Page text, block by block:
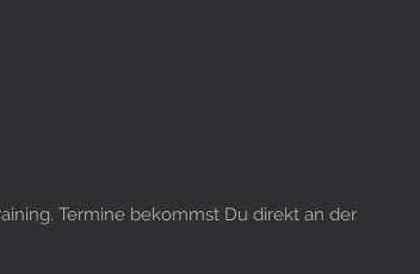
Termine bekommst Du direkt an der